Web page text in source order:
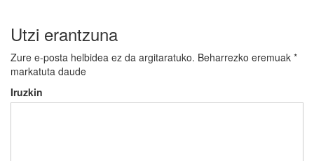
Utzi erantzuna
Zure e-posta helbidea ez da argitaratuko. Beharrezko eremuak *
markatuta daude
Iruzkin